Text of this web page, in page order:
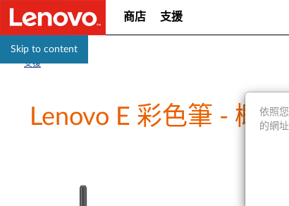
Skip to content
商店 支援
支援
Lenovo E 彩色筆 - 概依照
的網